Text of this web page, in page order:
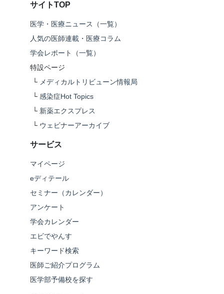
サイトTOP
医学・医療ニュース（一覧）
人気の医師連載・医療コラム
学会レポート（一覧）
特設ページ
└ メディカルトリビューン情報局
└ 感染症Hot Topics
└ 新薬エクスプレス
└ ウェビナーアーカイブ
サービス
マイページ
eディテール
セミナー（カレンダー）
アンケート
学会カレンダー
エビでやんす
キーワード検索
医師ご紹介プログラム
医学部予備校を探す